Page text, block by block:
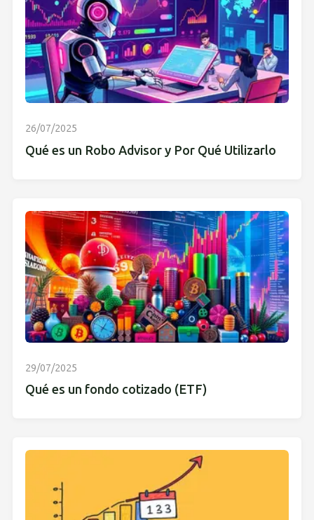
26/07/2025
Qué es un Robo Advisor y Por Qué Utilizarlo
29/07/2025
Qué es un fondo cotizado (ETF)